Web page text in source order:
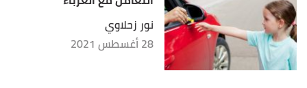
نور زحلاوي
28 أغسطس 2021